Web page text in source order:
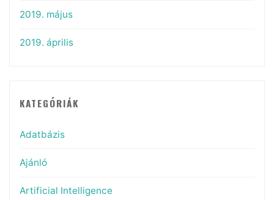
2019. május
2019. április
KATEGÓRIÁK
Adatbázis
Ajánló
Artificial Intelligence